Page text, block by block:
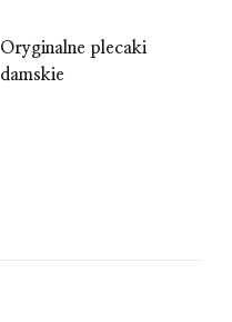
Oryginalne plecaki
damskie